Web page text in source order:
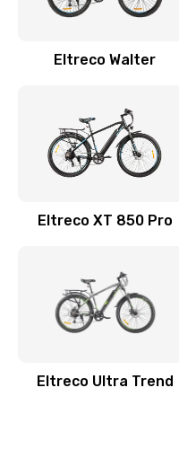
Eltreco Walter
Eltreco XT 850 Pro
Eltreco Ultra Trend